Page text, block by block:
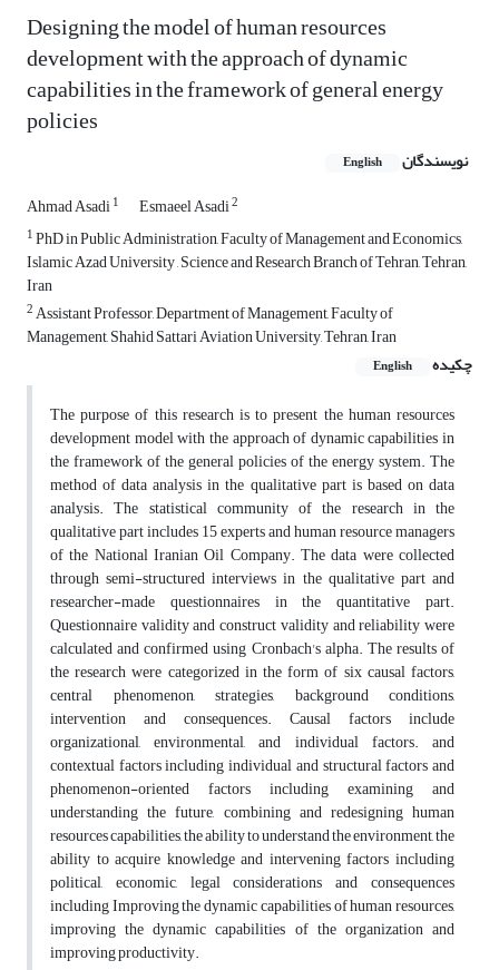
Designing the model of human resources
development with the approach of dynamic
capabilities in the framework of general energy
policies
نویسندگان English
Ahmad Asadi1 Esmaeel Asadi2
1PhD in Public Administration, Faculty of Management and Economics,
Islamic Azad University , Science and Research Branch of Tehran, Tehran,
Iran
2Assistant Professor, Department of Management, Faculty of
Management, Shahid Sattari Aviation University, Tehran, Iran
چکیده
English
The purpose of this research is to present the human resources
development model with the approach of dynamic capabilities in
the framework of the general policies of the energy system. The
method of data analysis in the qualitative part is based on data
analysis. The statistical community of the research in the
qualitative part includes 15 experts and human resource managers
of the National Iranian Oil Company. The data were collected
through semi-structured interviews in the qualitative part and
researcher-made questionnaires in the quantitative part.
Questionnaire validity and construct validity and reliability were
calculated and confirmed using Cronbach's alpha. The results of
the research were categorized in the form of six causal factors,
central phenomenon, strategies, background conditions,
intervention and consequences. Causal factors include
organizational, environmental, and individual factors. and
contextual factors including individual and structural factors and
phenomenon-oriented factors including examining and
understanding the future, combining and redesigning human
resources capabilities, the ability to understand the environment, the
ability to acquire knowledge and intervening factors including
political, economic, legal considerations and consequences
including Improving the dynamic capabilities of human resources,
improving the dynamic capabilities of the organization and
improving productivity.